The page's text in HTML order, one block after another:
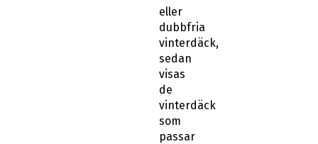
eller
dubbfria
vinterdäck,
sedan
visas
de
vinterdäck
som
passar